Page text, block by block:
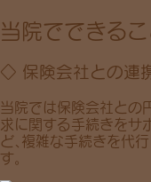
当院でできる
◇ 保険会社との連
当院では保険会社との
求に関する手続きをサ
ど、複雑な手続きを代
す。